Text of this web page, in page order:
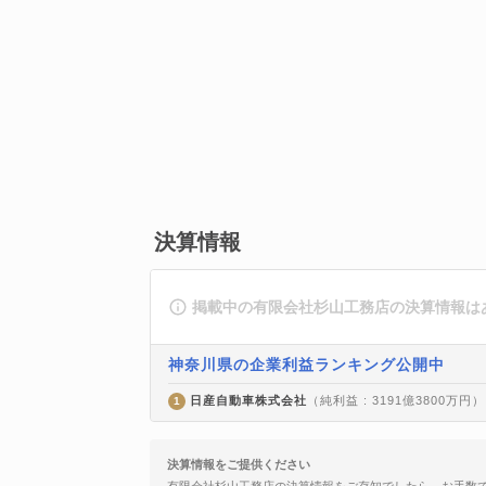
決算情報
掲載中の有限会社杉山工務店の決算情報は
神奈川県の企業利益ランキング公開中
1 日産自動車株式会社 （純利益 : 3191億3800万円）
決算情報をご提供ください